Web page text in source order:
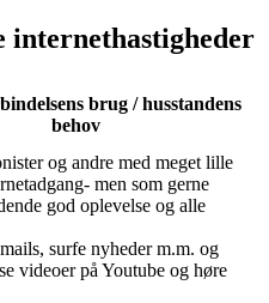
internethastigheder
brug / husstandens
behov
og andre med meget lille
men som gerne
god oplevelse og alle
surfe nyheder m.m. og
videoer på Youtube og høre